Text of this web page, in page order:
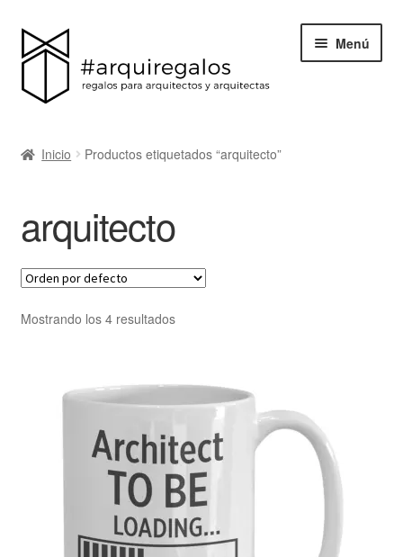
Menú
BLACK FRIDAY
Blog
Acerca de ArquiRegalos
Inicio Productos etiquetados “arquitecto”
arquitecto
Mostrando los 4 resultados